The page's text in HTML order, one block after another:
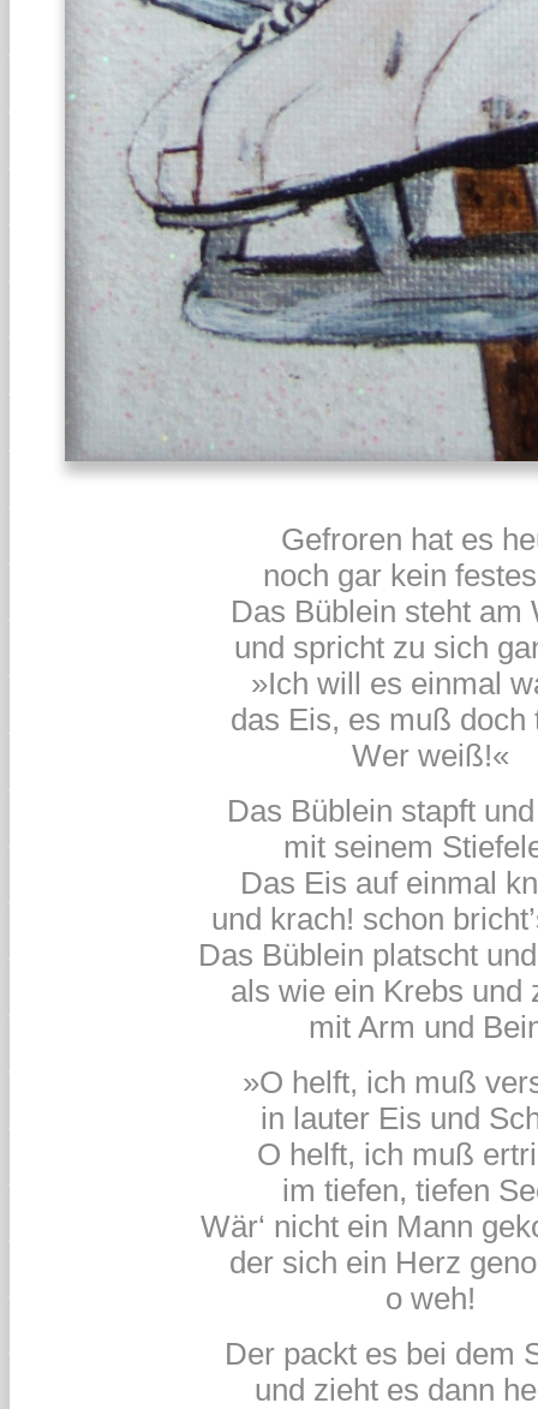
Gefroren hat es
noch gar kein
Das Büblein steht am
und spricht zu sich
»Ich will es einmal
das Eis, es muß doch
Wer weiß!«
Das Büblein stapft
mit seinem
Das Eis auf einmal
und krach! schon
Das Büblein platscht
als wie ein Krebs und
mit Arm und
»O helft, ich muß
in lauter Eis und
O helft, ich muß
im tiefen, tiefen
Wär‘ nicht ein Mann
der sich ein Herz
o weh!
Der packt es bei dem
und zieht es dann